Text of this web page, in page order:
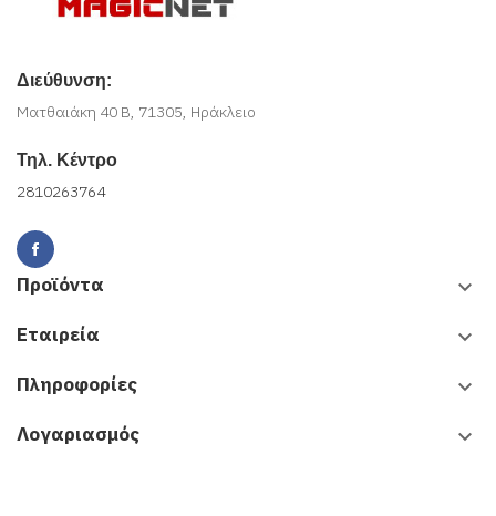
Διεύθυνση:
Ματθαιάκη 40 Β, 71305, Ηράκλειο
Τηλ. Κέντρο
2810263764
Προϊόντα keyboard_arrow_down
Εταιρεία keyboard_arrow_down
Πληροφορίες keyboard_arrow_down
Λογαριασμός keyboard_arrow_down